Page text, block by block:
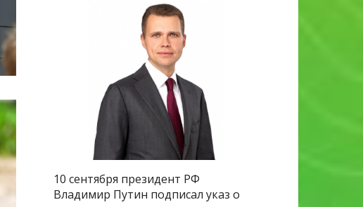
10 сентября президент РФ
Владимир Путин подписал указ о